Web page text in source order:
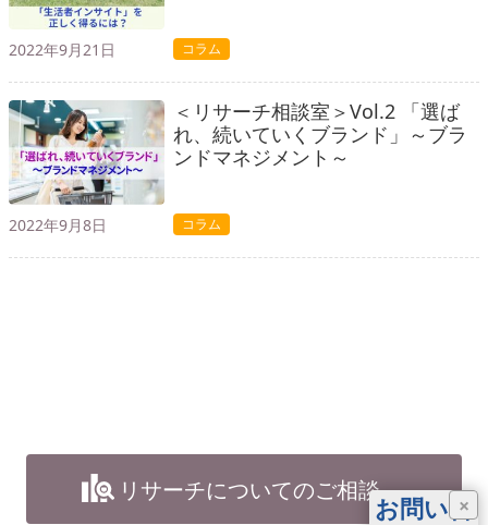
2022年9月21日 コラム
＜リサーチ相談室＞Vol.2 「選ば
れ、続いていくブランド」～ブラ
ンドマネジメント～
2022年9月8日 コラム
リサーチについてのご相談
×
お問い合